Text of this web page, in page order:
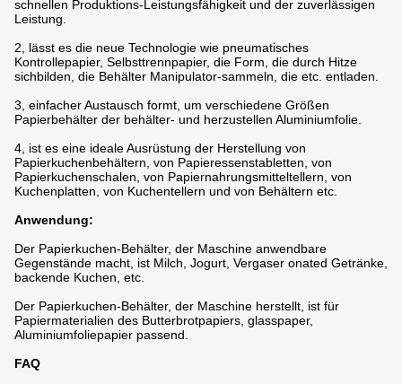
schnellen Produktions-Leistungsfähigkeit und der zuverlässigen
Leistung.
2, lässt es die neue Technologie wie pneumatisches
Kontrollepapier, Selbsttrennpapier, die Form, die durch Hitze
sichbilden, die Behälter Manipulator-sammeln, die etc. entladen.
3, einfacher Austausch formt, um verschiedene Größen
Papierbehälter der behälter- und herzustellen Aluminiumfolie.
4, ist es eine ideale Ausrüstung der Herstellung von
Papierkuchenbehältern, von Papieressenstabletten, von
Papierkuchenschalen, von Papiernahrungsmitteltellern, von
Kuchenplatten, von Kuchentellern und von Behältern etc.
Anwendung:
Der Papierkuchen-Behälter, der Maschine anwendbare
Gegenstände macht, ist Milch, Jogurt, Vergaser onated Getränke,
backende Kuchen, etc.
Der Papierkuchen-Behälter, der Maschine herstellt, ist für
Papiermaterialien des Butterbrotpapiers, glasspaper,
Aluminiumfoliepapier passend.
FAQ